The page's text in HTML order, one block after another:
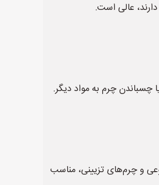
عالی است.
چرم به مواد دیگر.
و چرم‌های تزیینی، مناسب